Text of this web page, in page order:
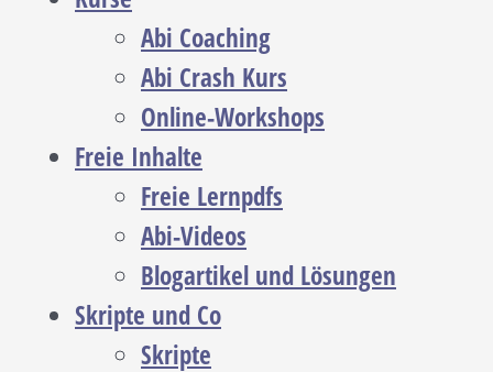
Abi Coaching
Abi Crash Kurs
Online-Workshops
Freie Inhalte
Freie Lernpdfs
Abi-Videos
Blogartikel und Lösungen
Skripte und Co
Skripte